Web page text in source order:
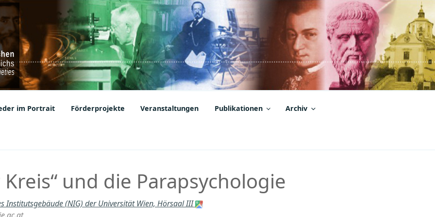
Societies
im Portrait Förderprojekte Veranstaltungen Publikationen Archiv
und die Parapsychologie
Institutsgebäude (NIG) der Universität Wien, Hörsaal III